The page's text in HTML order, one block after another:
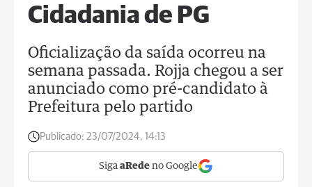
Cidadania de PG
Oficialização da saída ocorreu na
semana passada. Rojja chegou a ser
anunciado como pré-candidato à
Prefeitura pelo partido
Publicado: 23/07/2024, 14:13
Siga aRede no Google